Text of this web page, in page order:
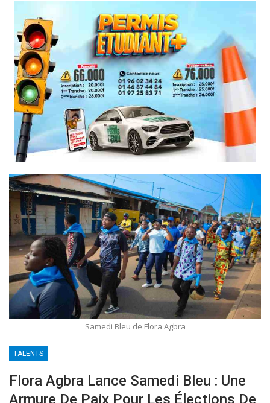
Samedi Bleu de Flora Agbra
TALENTS
Flora Agbra Lance Samedi Bleu : Une
Armure De Paix Pour Les Élections De